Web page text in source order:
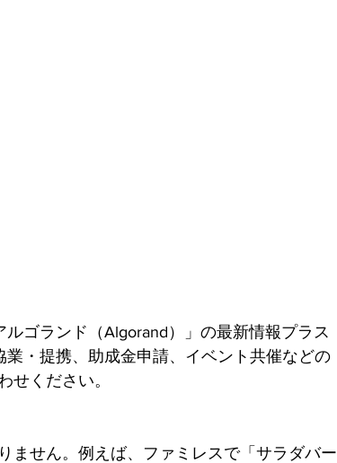
ゴランド（Algorand）」の最新情報プラス
・提携、助成金申請、イベント共催などの
せください。
ません。例えば、ファミレスで「サラダバー